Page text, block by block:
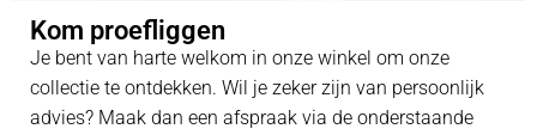
Kom proefliggen
Je bent van harte welkom in onze winkel om onze
collectie te ontdekken. Wil je zeker zijn van persoonlijk
advies? Maak dan een afspraak via de onderstaande